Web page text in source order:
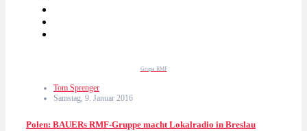
Grupa RMF
Tom Sprenger
Samstag, 9. Januar 2016
Polen: BAUERs RMF-Gruppe macht Lokalradio in Breslau